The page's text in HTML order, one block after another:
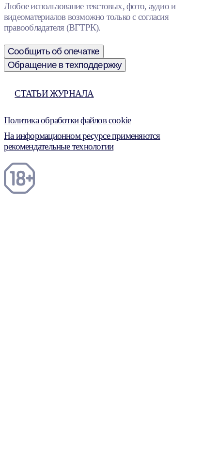
Любое использование текстовых, фото, аудио и
видеоматериалов возможно только с согласия
правообладателя (ВГТРК).
Сообщить об опечатке
Обращение в техподдержку
СТАТЬИ ЖУРНАЛА
Политика обработки файлов cookie
На информационном ресурсе применяются
рекомендательные технологии